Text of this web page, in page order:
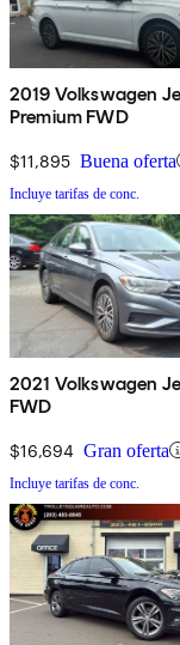
2019 Volkswagen
Premium FWD
$11,895 Buena oferta
Incluye tarifas de conc.
2021 Volkswagen
FWD
$16,694 Gran oferta
Incluye tarifas de conc.